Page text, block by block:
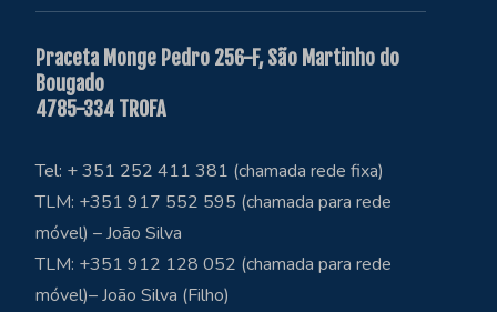
Praceta Monge Pedro 256-F, São Martinho do
Bougado
4785-334 TROFA
Tel: + 351 252 411 381 (chamada rede fixa)
TLM: +351 917 552 595 (chamada para rede
móvel) – João Silva
TLM: +351 912 128 052 (chamada para rede
móvel)– João Silva (Filho)